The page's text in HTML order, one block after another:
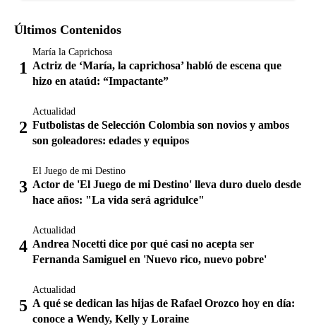
Últimos Contenidos
María la Caprichosa
Actriz de ‘María, la caprichosa’ habló de escena que
hizo en ataúd: “Impactante”
Actualidad
Futbolistas de Selección Colombia son novios y ambos
son goleadores: edades y equipos
El Juego de mi Destino
Actor de 'El Juego de mi Destino' lleva duro duelo desde
hace años: "La vida será agridulce"
Actualidad
Andrea Nocetti dice por qué casi no acepta ser
Fernanda Samiguel en 'Nuevo rico, nuevo pobre'
Actualidad
A qué se dedican las hijas de Rafael Orozco hoy en día:
conoce a Wendy, Kelly y Loraine